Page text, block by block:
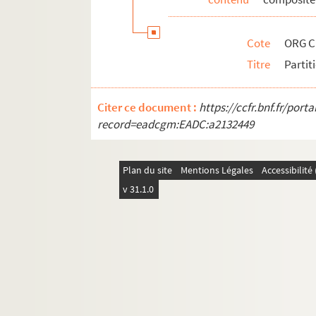
ORG C.7/3. Partitions de Gerin fils,
ORG C.7/3. Partitions de Ghérardi,
ORG C.7/3. Partitions de Girard,
ORG C.7/3. Partitions de Giraud,
ORG C.7/4. Partitions de Girier
ORG C.7/4. Partitions de Goehr,
Cote
ORG
Titre
Citer ce document : https://ccfr.bnf.fr/
record=eadcgm:EADC:a2132449
Plan du site Mentions Légales
v 31.1.0